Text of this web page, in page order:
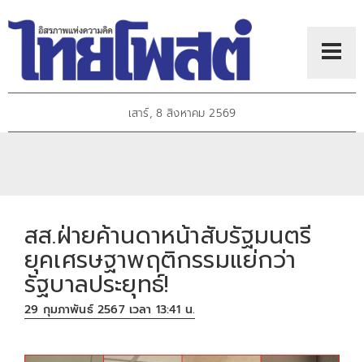
เสาร์, 8 สิงหาคม 2569
สส.ฝ่ายค้านดาหน้าสับรัฐมนตรี
ยุคเศรษฐาพฤติกรรมแย่กว่า
รัฐบาลประยุทธ์!
29 กุมภาพันธ์ 2567 เวลา 13:41 น.